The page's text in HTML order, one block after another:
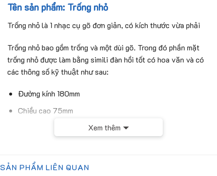
Tên sản phẩm: Trống nhỏ
Trống nhỏ là 1 nhạc cụ gõ đơn giản, có kích thước vừa phải
Trống nhỏ bao gồm trống và một dùi gõ. Trong đó phần mặt
trống nhỏ được làm bằng simili đàn hồi tốt có hoa văn và có
các thông số kỹ thuật như sau:
Đường kính 180mm
Chiều cao 75mm
Dùi gõ bằng nhựa có chiều dài 170mm
Xem thêm
SẢN PHẨM LIÊN QUAN